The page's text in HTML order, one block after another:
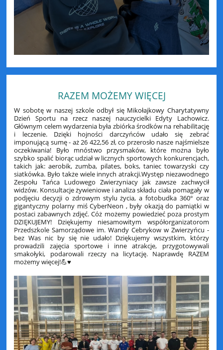
RAZEM MOŻEMY WIĘCEJ
W sobotę w naszej szkole odbył się Mikołajkowy Charytatywny
Dzień Sportu na rzecz naszej nauczycielki Edyty Lachowicz.
Głównym celem wydarzenia była zbiórka środków na rehabilitację
i leczenie. Dzięki hojności darczyńców udało się zebrać
imponującą sumę - aż 26 422,56 zł, co przerosło nasze najśmielsze
oczekiwania! Było mnóstwo przysmaków, które można było
szybko spalić biorąc udział w licznych sportowych konkurencjach,
takich jak: aerobik, zumba, pilates, boks, taniec towarzyski czy
siatkówka. Było także wiele innych atrakcji.Występ niezawodnego
Zespołu Tańca Ludowego Zwierzyniacy jak zawsze zachwycił
widzów. Konsultacje żywieniowe i analiza składu ciała pomagały w
podjęciu decyzji o zdrowym stylu życia, a fotobudka 360° oraz
gigantyczny polarny miś CyberNeon , były okazją do pamiątki w
postaci zabawnych zdjęć. Cóż możemy powiedzieć poza prostym
DZIĘKUJEMY! Dziękujemy niesamowitym współorganizatorom
Przedszkole Samorządowe im. Wandy Cebrykow w Zwierzyńcu -
bez Was nic by się nie udało! Dziękujemy wszystkim, którzy
prowadzili zajęcia sportowe i inne atrakcje, przygotowywali
smakołyki, podarowali rzeczy na licytację. Naprawdę RAZEM
możemy więcej!💪♥️